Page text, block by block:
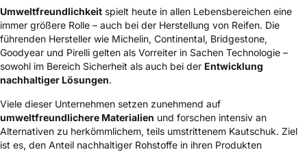
Umweltfreundlichkeit spielt heute in allen Lebensbereichen eine
immer größere Rolle – auch bei der Herstellung von Reifen. Die
führenden Hersteller wie Michelin, Continental, Bridgestone,
Goodyear und Pirelli gelten als Vorreiter in Sachen Technologie –
sowohl im Bereich Sicherheit als auch bei der Entwicklung
nachhaltiger Lösungen.
Viele dieser Unternehmen setzen zunehmend auf
umweltfreundlichere Materialien und forschen intensiv an
Alternativen zu herkömmlichem, teils umstrittenem Kautschuk. Ziel
ist es, den Anteil nachhaltiger Rohstoffe in ihren Produkten